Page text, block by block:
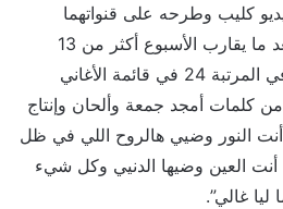
كليب وطرحه على قنواتهما
الرسمية. وحققت الأغنية بعد ما يقارب الأسبوع أكثر من 13
مليون مشاهدة، وتواجدت في المرتبة 24 في قائمة الأغاني
كلمات أمجد جمعة وألحان وإنتاج
“أنت النور وضيي هالروح اللي في ظل
أنت العين وضيها الدنيي وكل شيء
ليا غالي”.